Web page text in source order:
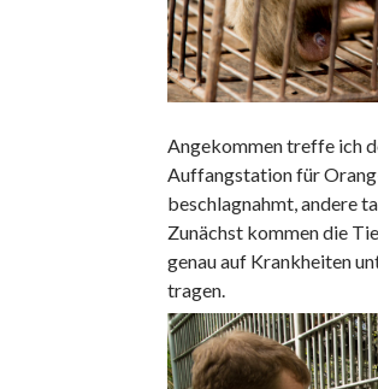
Angekommen treffe ich
Auffangstation für
beschlagnahmt, andere
Zunächst kommen die
genau auf Krankheiten
tragen.